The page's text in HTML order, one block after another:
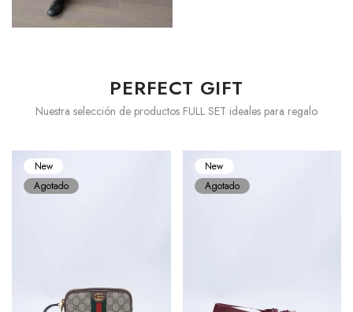
PERFECT GIFT
Nuestra selección de productos FULL SET ideales para regalo
New
Agotado
New
Agotado